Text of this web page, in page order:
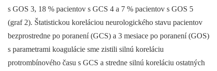
s GOS 3, 18 % pacientov s GCS 4 a 7 % pacientov s GOS 5
(graf 2). Štatistickou koreláciou neurologického stavu pacientov
bezprostredne po poranení (GCS) a 3 mesiace po poranení (GOS)
s parametrami koagulácie sme zistili silnú koreláciu
protrombínového času s GCS a stredne silnú koreláciu ostatných